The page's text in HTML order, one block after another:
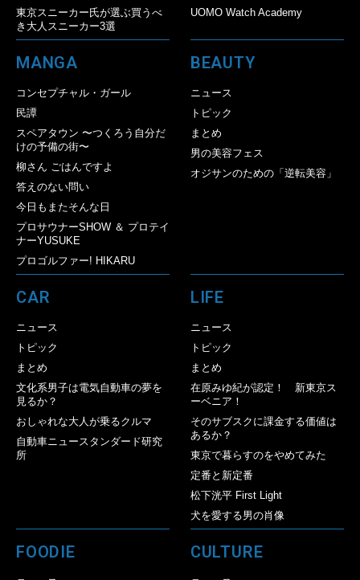
東京スニーカー氏が選ぶ買うべ
き大人スニーカー3選
UOMO Watch Academy
MANGA
コンセプチャル・ガール
民譚
スペアタウン 〜つくろう自分だ
けの予備の街〜
柳さん ごはんですよ
答えのない問い
今日もまたそんな日
プロサウナーSHOW ＆ プロテイ
ナーYUSUKE
プロゴルファー! HIKARU
BEAUTY
ニュース
トピック
まとめ
男の美容フェス
オジサンのための「逆転美容」
CAR
ニュース
トピック
まとめ
文化系男子は電気自動車の夢を
見るか？
おしゃれな大人が乗るクルマ
自動車ニュースタンダード研究
所
LIFE
ニュース
トピック
まとめ
在原みゆ紀が認定！ 新東京ス
ーベニア！
そのサブスクに課金する価値は
あるか？
東京で暮らすのをやめてみた
定番と新定番
松下洸平 First Light
犬を愛する男の肖像
FOODIE CULTURE